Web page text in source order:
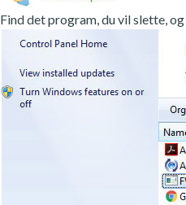
Find det program, du vil slette,